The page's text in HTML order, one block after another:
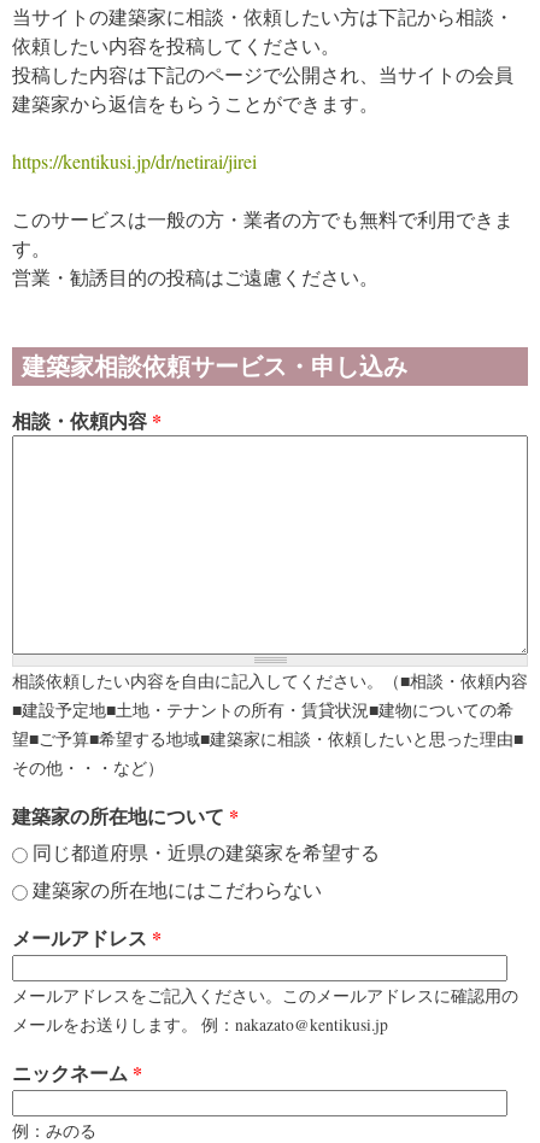
当サイトの建築家に相談・依頼したい方は下記から相談・
依頼したい内容を投稿してください。
投稿した内容は下記のページで公開され、当サイトの会員
建築家から返信をもらうことができます。
https://kentikusi.jp/dr/netirai/jirei
このサービスは一般の方・業者の方でも無料で利用できま
す。
営業・勧誘目的の投稿はご遠慮ください。
建築家相談依頼サービス・申し込み
相談・依頼内容 *
相談依頼したい内容を自由に記入してください。（■相談・依頼内容
■建設予定地■土地・テナントの所有・賃貸状況■建物についての希
望■ご予算■希望する地域■建築家に相談・依頼したいと思った理由■
その他・・・など）
建築家の所在地について *
同じ都道府県・近県の建築家を希望する
建築家の所在地にはこだわらない
メールアドレス *
メールアドレスをご記入ください。このメールアドレスに確認用の
メールをお送りします。 例：nakazato@kentikusi.jp
ニックネーム *
例：みのる